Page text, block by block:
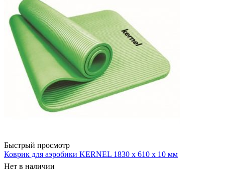
Быстрый просмотр
Коврик для аэробики KERNEL 1830 х 610 х 10 мм
Нет в наличии